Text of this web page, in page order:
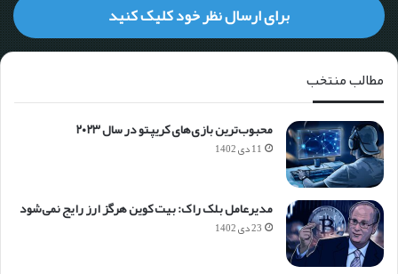
برای ارسال نظر خود کلیک کنید
مطالب منتخب
محبوب‌ترین بازی‌های کریپتو در سال ۲۰۲۳
11 دی 1402
مدیرعامل بلک راک: بیت کوین هرگز ارز رایج نمی‌شود
23 دی 1402